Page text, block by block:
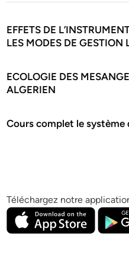
EFFETS DE
LES MODES DE GESTION
ECOLOGIE DES
ALGERIEN
Cours complet le système
Téléchargez notre